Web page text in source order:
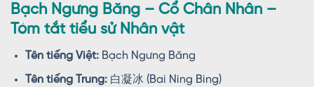
Bạch Ngưng Băng – Cổ Chân Nhân –
Tóm tắt tiểu sử Nhân vật
Tên tiếng Việt:Bạch Ngưng Băng
Tên tiếng Trung:白凝冰 (Bai Ning Bing)